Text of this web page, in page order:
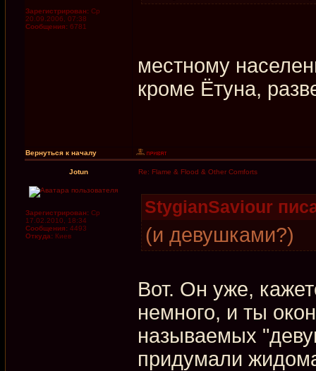
Зарегистрирован: Ср
20.09.2006, 07:38
Сообщения: 6781
местному
кроме Ётуна,
Вернуться к началу
Jotun Re: Flame & Flood & Other Comforts
Зарегистрирован: Ср
17.02.2010, 18:34
Сообщения: 4493
Откуда: Киев
StygianSaviour
(и девушками?)
Вот. Он уже,
немного, и ты
называемых
придумали